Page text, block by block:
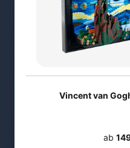
Vincent van
ab